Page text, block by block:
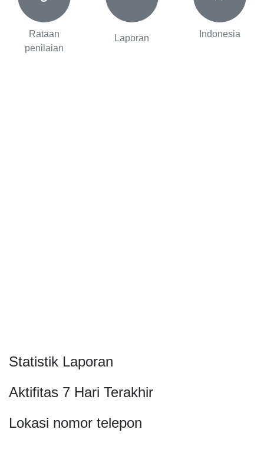
Rataan
penilaian
Laporan Indonesia
Statistik Laporan
Aktifitas 7 Hari Terakhir
Lokasi nomor telepon